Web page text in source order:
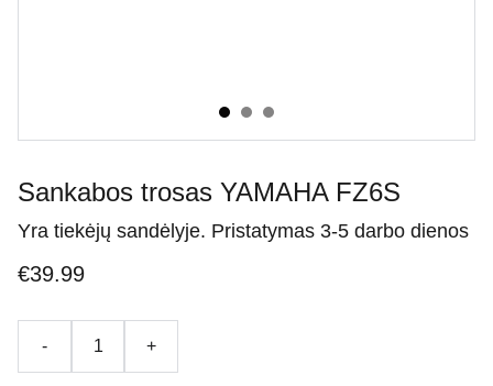
Sankabos trosas YAMAHA FZ6S
Yra tiekėjų sandėlyje. Pristatymas 3-5 darbo dienos
€39.99
- +